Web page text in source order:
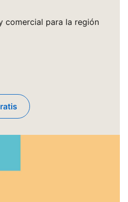
comercial para la región
a new tab